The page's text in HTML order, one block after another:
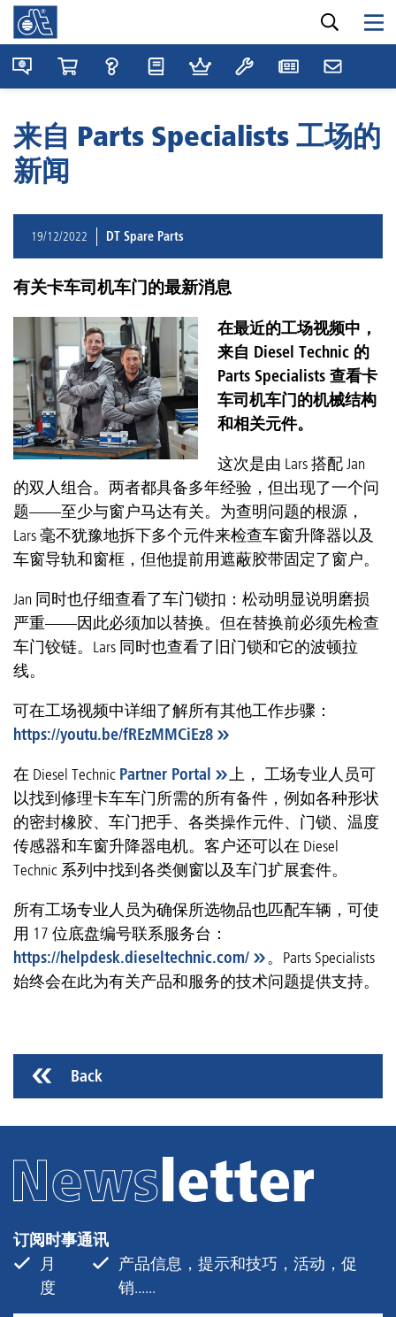
来自 Parts Specialists 工场的
新闻
19/12/2022 DT Spare Parts
有关卡车司机车门的最新消息
在最近的工场视频中，
来自 Diesel Technic 的
Parts Specialists 查看卡
车司机车门的机械结构
和相关元件。
这次是由 Lars 搭配 Jan
的双人组合。两者都具备多年经验，但出现了一个问
题——至少与窗户马达有关。为查明问题的根源，
Lars 毫不犹豫地拆下多个元件来检查车窗升降器以及
车窗导轨和窗框，但他提前用遮蔽胶带固定了窗户。
Jan 同时也仔细查看了车门锁扣：松动明显说明磨损
严重——因此必须加以替换。但在替换前必须先检查
车门铰链。Lars 同时也查看了旧门锁和它的波顿拉
线。
可在工场视频中详细了解所有其他工作步骤：
https://youtu.be/fREzMMCiEz8
在 Diesel Technic Partner Portal
上， 工场专业人员可
以找到修理卡车车门所需的所有备件，例如各种形状
的密封橡胶、车门把手、各类操作元件、门锁、温度
传感器和车窗升降器电机。客户还可以在 Diesel
Technic 系列中找到各类侧窗以及车门扩展套件。
所有工场专业人员为确保所选物品也匹配车辆，可使
用 17 位底盘编号联系服务台：
https://helpdesk.dieseltechnic.com/
。Parts Specialists
始终会在此为有关产品和服务的技术问题提供支持。
Back
订阅时事通讯
月
度
产品信息，提示和技巧，活动，促
销......